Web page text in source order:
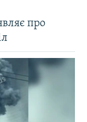
про